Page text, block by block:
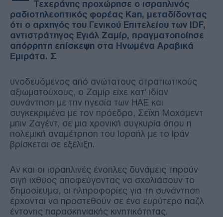
Τεχεράνης προχώρησε ο ισραηλινός
ραδιοτηλεοπτικός φορέας Kan, μεταδίδοντας
ότι ο αρχηγός του Γενικού Επιτελείου των IDF,
αντιστράτηγος Εγιάλ Ζαμίρ, πραγματοποίησε
απόρρητη επίσκεψη στα Ηνωμένα Αραβικά
Εμιράτα. Σ
υνοδευόμενος από ανώτατους στρατιωτικούς
αξιωματούχους, ο Ζαμίρ είχε κατ' ιδίαν
συνάντηση με την ηγεσία των ΗΑΕ και
συγκεκριμένα με τον πρόεδρο, Σεΐχη Μοχάμεντ
μπιν Ζαγέντ, σε μια χρονική συγκυρία όπου η
πολεμική αναμέτρηση του Ισραήλ με το Ιράν
βρίσκεται σε εξέλιξη.
Αν και οι ισραηλινές ένοπλες δυνάμεις τηρούν
σιγή ιχθύος αποφεύγοντας να σχολιάσουν το
δημοσίευμα, οι πληροφορίες για τη συνάντηση
έρχονται να προστεθούν σε ένα ευρύτερο παζλ
έντονης παρασκηνιακής κινητικότητας.